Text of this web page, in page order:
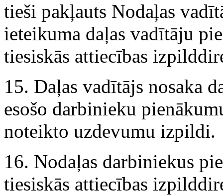
tieši pakļauts Nodaļas
ieteikuma daļas vadītāju
tiesiskās attiecības
15. Daļas vadītājs nosaka
esošo darbinieku
noteikto uzdevumu izpildi.
16. Nodaļas darbiniekus
tiesiskās attiecības